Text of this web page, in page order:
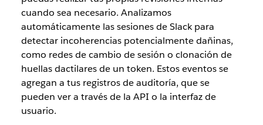
cuando sea necesario. Analizamos
automáticamente las sesiones de Slack para
detectar incoherencias potencialmente dañinas,
como redes de cambio de sesión o clonación de
huellas dactilares de un token. Estos eventos se
agregan a tus registros de auditoría, que se
pueden ver a través de la API o la interfaz de
usuario.